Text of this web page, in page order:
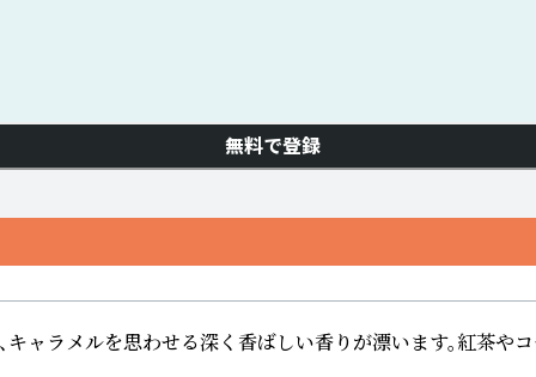
無料で登録
ラメルを思わせる深く香ばしい香りが漂います。紅茶や